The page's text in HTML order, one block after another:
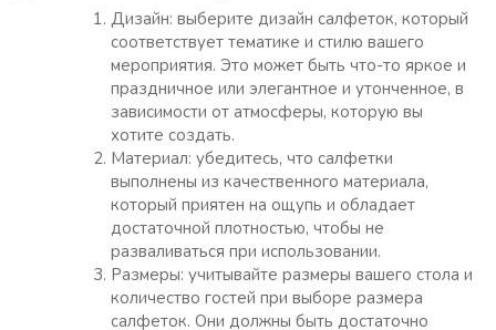
Дизайн: выберите дизайн салфеток, который
соответствует тематике и стилю вашего
мероприятия. Это может быть что-то яркое и
праздничное или элегантное и утонченное, в
зависимости от атмосферы, которую вы
хотите создать.
Материал: убедитесь, что салфетки
выполнены из качественного материала,
который приятен на ощупь и обладает
достаточной плотностью, чтобы не
разваливаться при использовании.
Размеры: учитывайте размеры вашего стола и
количество гостей при выборе размера
салфеток. Они должны быть достаточно